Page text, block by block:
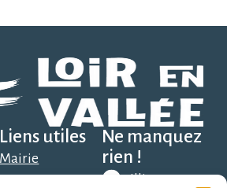
Liens utiles
Mairie
Ne manquez
rien !
Illiwap